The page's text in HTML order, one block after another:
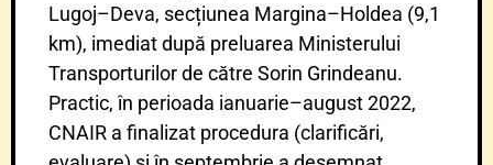
Lugoj–Deva, secțiunea Margina–Holdea (9,1
km), imediat după preluarea Ministerului
Transporturilor de către Sorin Grindeanu.
Practic, în perioada ianuarie–august 2022,
CNAIR a finalizat procedura (clarificări,